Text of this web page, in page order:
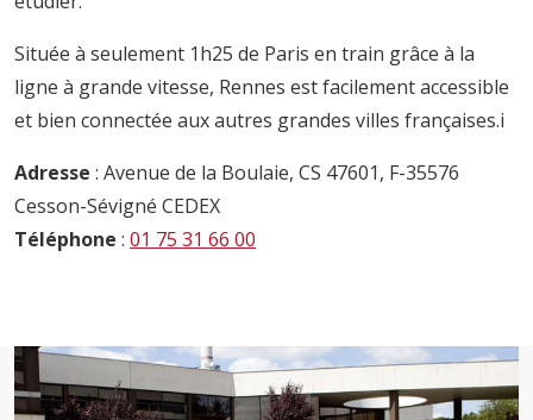
Située à seulement 1h25 de Paris en train grâce à la
ligne à grande vitesse, Rennes est facilement accessible
et bien connectée aux autres grandes villes françaises.i
Adresse : Avenue de la Boulaie, CS 47601, F-35576
Cesson-Sévigné CEDEX
Téléphone : 01 75 31 66 00
Image